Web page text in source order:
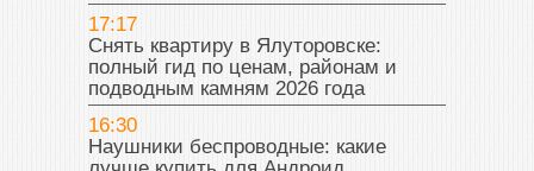
17:17
Снять квартиру в Ялуторовске:
полный гид по ценам, районам и
подводным камням 2026 года
16:30
Наушники беспроводные: какие